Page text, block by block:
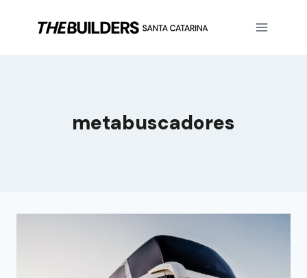
metabuscadores